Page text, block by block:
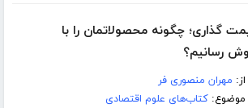
گذاری؛ چگونه محصولاتمان را با
رسانیم؟
از: مهران منصوری فر
موضوع:کتاب‌های علوم اقتصادی